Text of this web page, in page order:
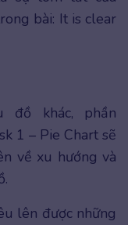
bài: It is clear
đồ khác, phần
1 – Pie Chart sẽ
về xu hướng và
lên được những